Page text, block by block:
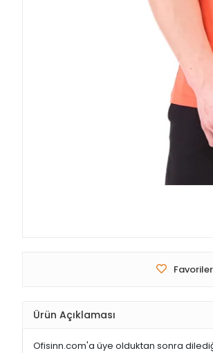
Ürün Açıklaması
Ofisinn.com'a üye olduktan sonra